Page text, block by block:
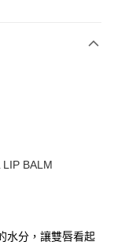
BALM
水分，讓雙唇看起